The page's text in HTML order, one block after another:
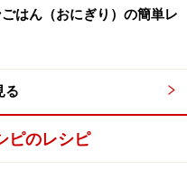
はん（おにぎり）の簡単レ
る
ピのレシピ